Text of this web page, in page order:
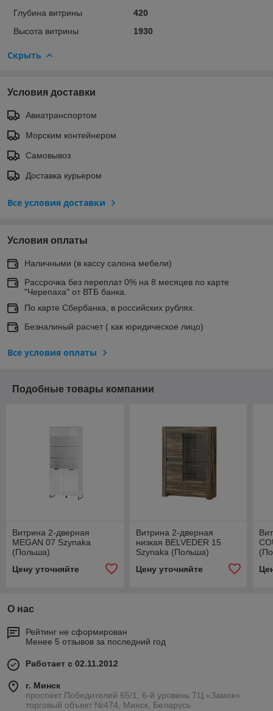
Глубина витрины
420
Высота витрины
1930
Скрыть
Условия доставки
Авиатранспортом
Морским контейнером
Самовывоз
Доставка курьером
Все условия доставки
Условия оплаты
Наличными (в кассу салона мебели)
Рассрочка без переплат 0% на 8 месяцев по карте
"Черепаха" от ВТБ банка.
По карте Сбербанка, в российских рублях.
Безналиный расчет ( как юридическое лицо)
Все условия оплаты
Подобные товары компании
Витрина 2-дверная
MEGAN 07 Szynaka
(Польша)
Цену уточняйте
Витрина 2-дверная
низкая BELVEDER 15
Szynaka (Польша)
Цену уточняйте
О нас
Рейтинг не сформирован
Менее 5 отзывов за последний год
Работает с 02.11.2012
г. Минск
проспект Победителей 65/1, 6-й уровень ТЦ «Замок»
торговый объект №474, Минск, Беларусь